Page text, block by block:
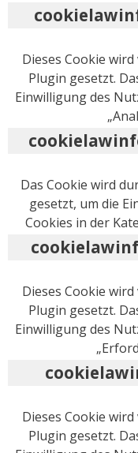
Dieses Cookie
Plugin gesetzt.
Einwilligung des
Das Cookie wird
gesetzt, um die
Cookies in der
Dieses Cookie
Plugin gesetzt.
Einwilligung des
Dieses Cookie
Plugin gesetzt.